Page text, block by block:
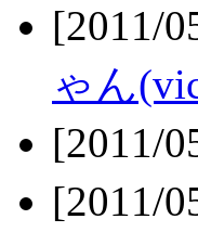
[2011/
ゃん
[2011/
[2011/